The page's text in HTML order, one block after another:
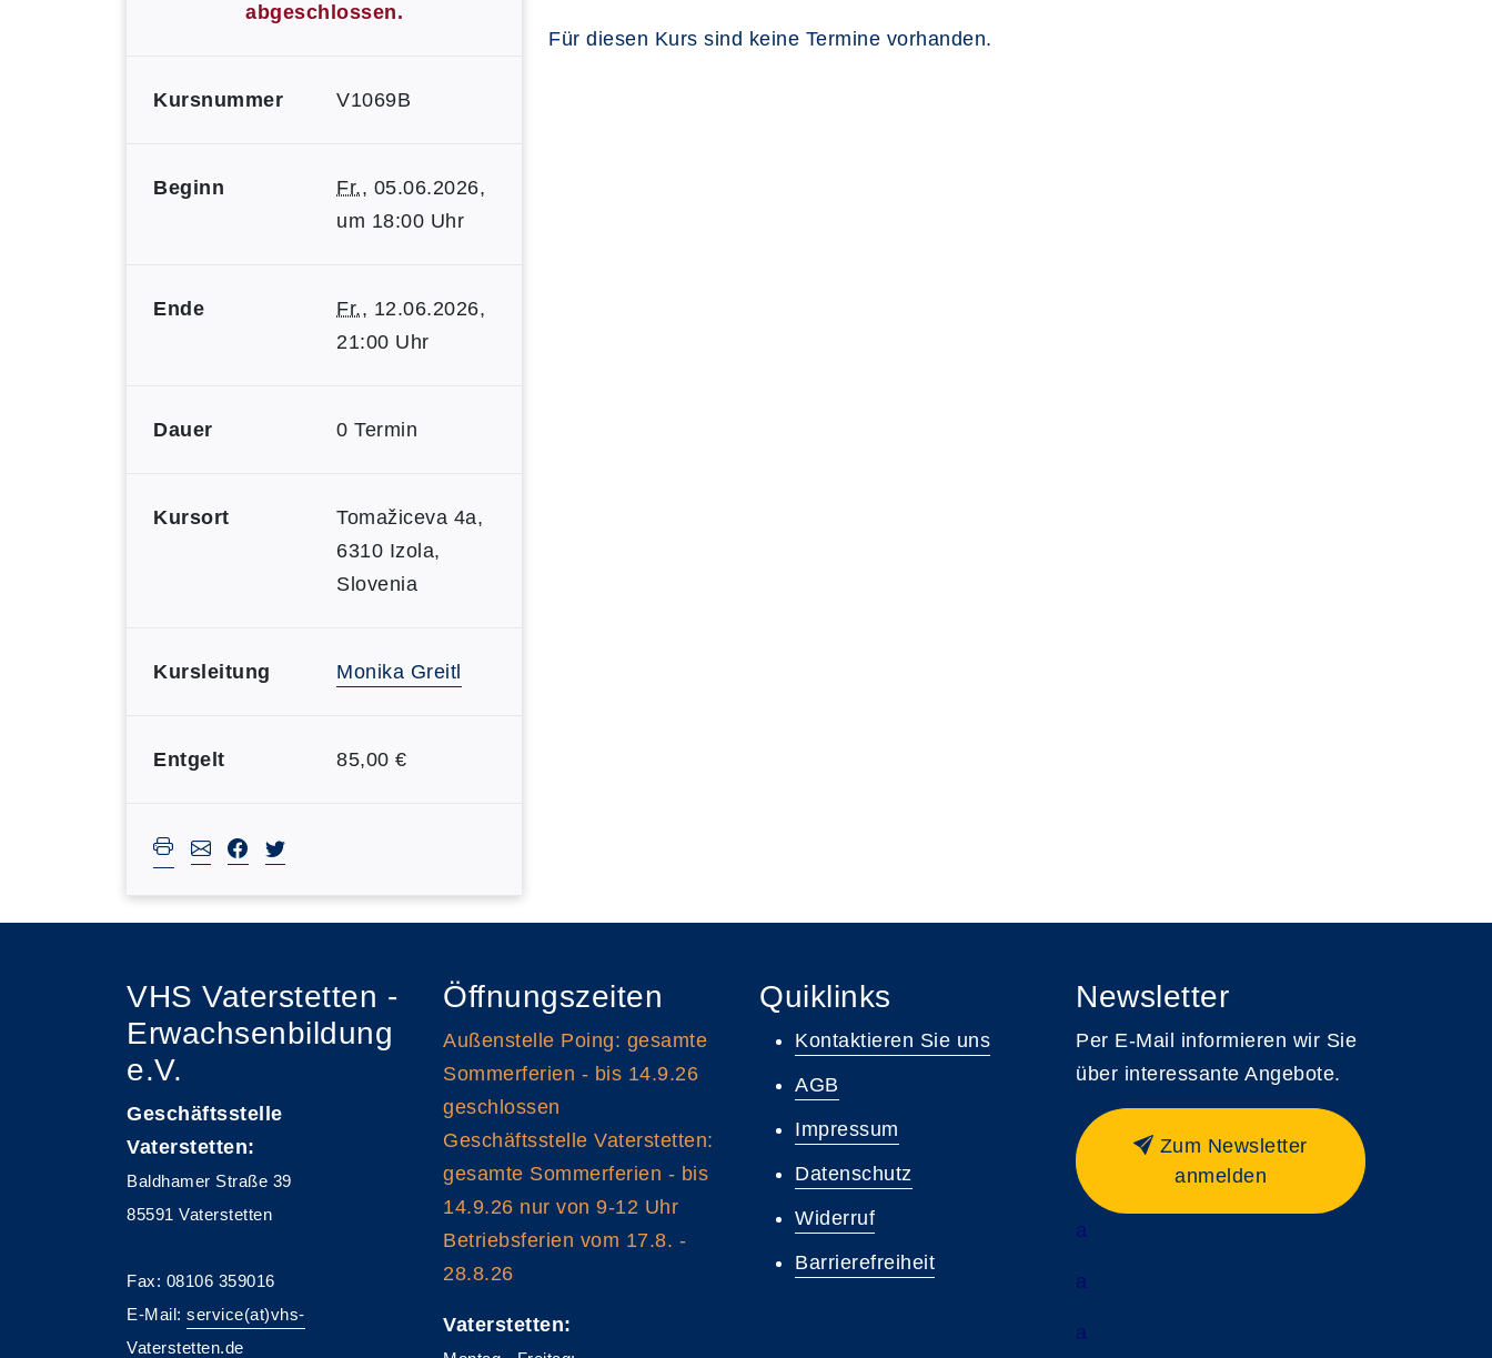
abgeschlossen.
Kursnummer V1069B
Beginn Fr., 05.06.2026,
um 18:00 Uhr
Ende Fr., 12.06.2026,
21:00 Uhr
Dauer 0 Termin
Kursort
Tomažiceva 4a,
6310 Izola,
Slovenia
Kursleitung Monika Greitl
Entgelt 85,00 €
Für diesen Kurs sind keine Termine vorhanden.
VHS Vaterstetten -
Erwachsenbildung
e.V.
Geschäftsstelle
Vaterstetten:
Baldhamer Straße 39
85591 Vaterstetten
Fax: 08106 359016
E-Mail: service(at)vhs-
Vaterstetten.de
Öffnungszeiten
Außenstelle Poing: gesamte
Sommerferien - bis 14.9.26
geschlossen
Geschäftsstelle Vaterstetten:
gesamte Sommerferien - bis
14.9.26 nur von 9-12 Uhr
Betriebsferien vom 17.8. -
28.8.26
Vaterstetten:
Quiklinks
Kontaktieren Sie uns
AGB
Impressum
Datenschutz
Widerruf
Barrierefreiheit
Newsletter
Per E-Mail informieren wir Sie
über interessante Angebote.
Zum Newsletter
anmelden
a
a
a